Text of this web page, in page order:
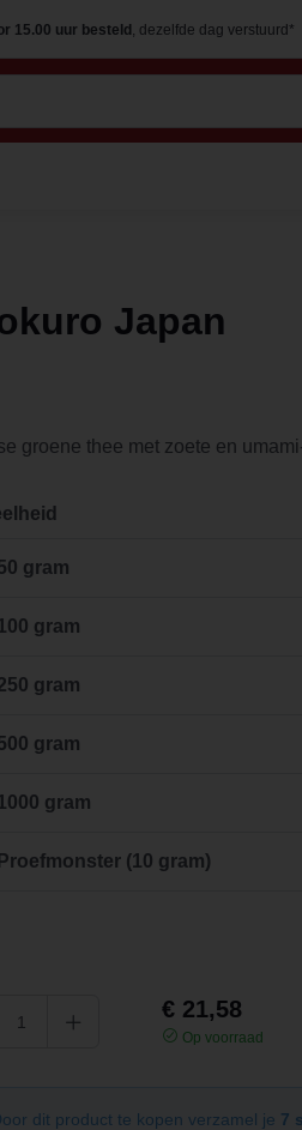
15.00 uur besteld , dezelfde dag verstuurd*
Japan
groene thee met zoete en
gram
gram
gram
gram
gram
Proefmonster (10 gram)
€ 21,58
Op voorraad
dit product te kopen verzamel je 7